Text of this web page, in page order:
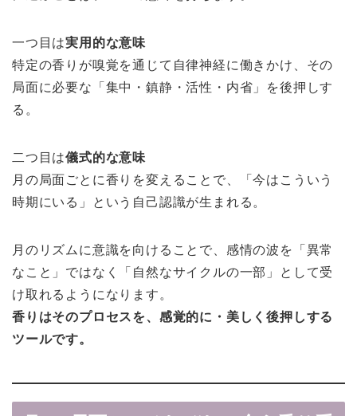
一つ目は実用的な意味
特定の香りが嗅覚を通じて自律神経に働きかけ、その
局面に必要な「集中・鎮静・活性・内省」を後押しす
る。
二つ目は儀式的な意味
月の局面ごとに香りを変えることで、「今はこういう
時期にいる」という自己認識が生まれる。
月のリズムに意識を向けることで、感情の波を「異常
なこと」ではなく「自然なサイクルの一部」として受
け取れるようになります。
香りはそのプロセスを、感覚的に・美しく後押しする
ツールです。